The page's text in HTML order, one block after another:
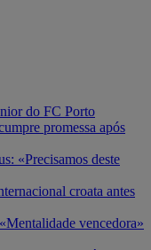
do FC Porto
promessa após
«Precisamos deste
croata antes
vencedora»